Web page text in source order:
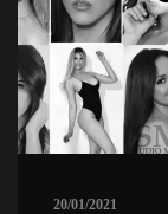
20/01/2021